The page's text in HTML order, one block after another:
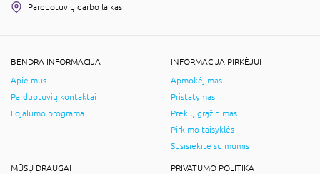
Parduotuvių darbo laikas
BENDRA INFORMACIJA
Apie mus
Parduotuvių kontaktai
Lojalumo programa
INFORMACIJA PIRKĖJUI
Apmokėjimas
Pristatymas
Prekių grąžinimas
Pirkimo taisyklės
Susisiekite su mumis
MŪSŲ DRAUGAI
PRIVATUMO POLITIKA